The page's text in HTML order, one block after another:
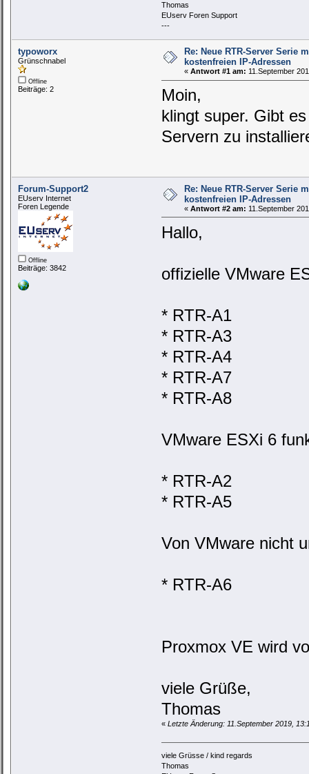
Thomas
EUserv Foren Support
---
typoworx
Grünschnabel
Offline
Beiträge: 2
Re: Neue RTR-Server Serie
kostenfreien IP-Adressen
« Antwort #1 am: 11.September
Moin,
klingt super. Gibt
Servern zu
Forum-Support2
EUserv Internet
Foren Legende
Offline
Beiträge: 3842
Re: Neue RTR-Server Serie
kostenfreien IP-Adressen
« Antwort #2 am: 11.September
Hallo,
offizielle VMware
* RTR-A1
* RTR-A3
* RTR-A4
* RTR-A7
* RTR-A8
VMware ESXi 6
* RTR-A2
* RTR-A5
Von VMware nicht
* RTR-A6
Proxmox VE wird
viele Grüße,
Thomas
«Letzte Änderung: 11.September 2019,
viele Grüsse / kind regards
Thomas